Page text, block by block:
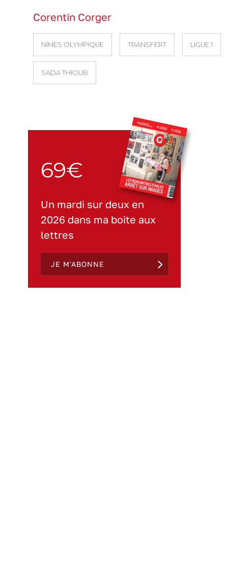
Corentin Corger
NÎMES OLYMPIQUE TRANSFERT LIGUE 1
SADA THIOUB
69€
Un mardi sur deux en
2026 dans ma boite aux
lettres
JE M'ABONNE